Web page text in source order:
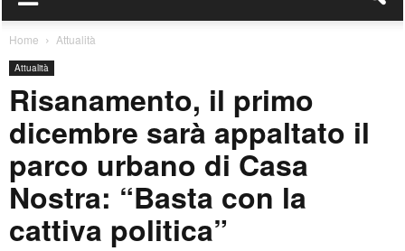
Home Attualità
Attualità
Risanamento, il primo
dicembre sarà appaltato il
parco urbano di Casa
Nostra: “Basta con la
cattiva politica”